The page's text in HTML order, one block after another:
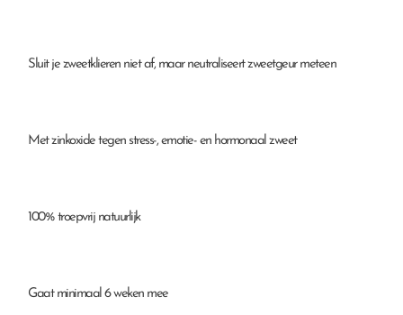
♥ Sluit je zweetklieren niet af, maar neutraliseert zweetgeur meteen
♥ Met zinkoxide tegen stress-, emotie- en hormonaal zweet
♥ 100% troepvrij natuurlijk
♥ Gaat minimaal 6 weken mee